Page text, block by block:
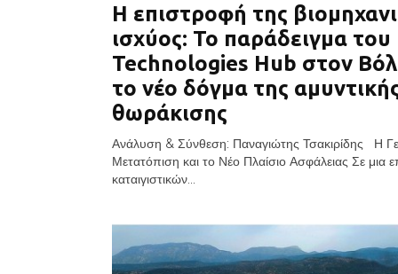
Η επιστροφή της
ισχύος: Το παράδειγμα του
Technologies Hub στον
το νέο δόγμα της
θωράκισης
Ανάλυση & Σύνθεση: Παναγιώτης Τσακιρίδης Η
Μετατόπιση και το Νέο Πλαίσιο Ασφάλειας Σε μια
καταιγιστικών...